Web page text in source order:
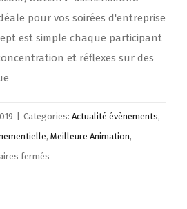
pour vos soirées d'entreprise
est simple chaque participant
et réflexes sur des
Categories: Actualité évènements,
, Meilleure Animation,
fermés